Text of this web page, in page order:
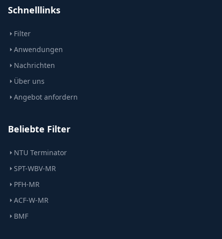
Schnelllinks
Filter
Anwendungen
Nachrichten
Über uns
Angebot anfordern
Beliebte Filter
NTU Terminator
SPT-WBV-MR
PFH-MR
ACF-W-MR
BMF